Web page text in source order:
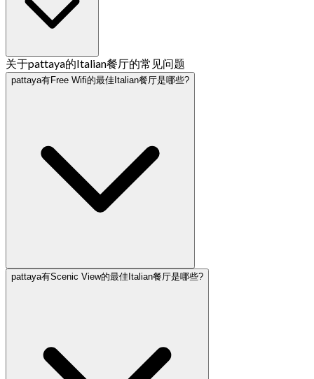
关于pattaya的Italian餐厅的常见问题
pattaya有Free Wifi的最佳Italian餐厅是哪些?
pattaya有Scenic View的最佳Italian餐厅是哪些?